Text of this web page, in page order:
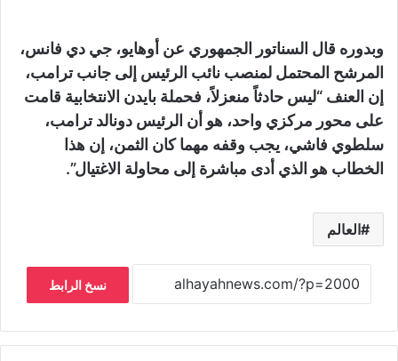
وبدوره قال السناتور الجمهوري عن أوهايو، جي دي فانس،
المرشح المحتمل لمنصب نائب الرئيس إلى جانب ترامب،
إن العنف “ليس حادثاً منعزلاً، فحملة بايدن الانتخابية قامت
على محور مركزي واحد، هو أن الرئيس دونالد ترامب،
سلطوي فاشي، يجب وقفه مهما كان الثمن، إن هذا
الخطاب هو الذي أدى مباشرة إلى محاولة الاغتيال”.
العالم
نسخ الرابط